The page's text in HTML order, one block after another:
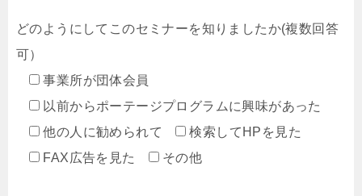
どのようにしてこのセミナーを知りましたか(複数回答
可）
事業所が団体会員
以前からポーテージプログラムに興味があった
他の人に勧められて
検索してHPを見た
FAX広告を見た
その他